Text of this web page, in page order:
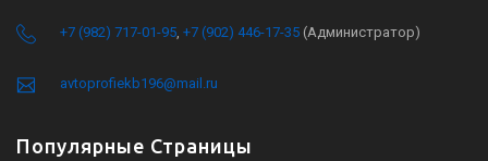
+7 (982) 717-01-95 +7 (902) 446-17-35 (Администратор)
avtoprofiekb196@mail.ru
Популярные Страницы